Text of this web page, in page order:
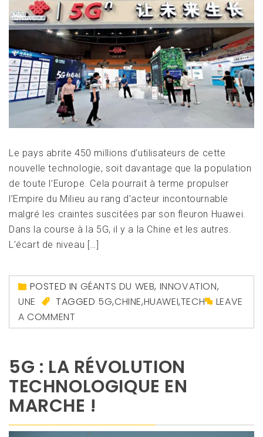
Le pays abrite 450 millions d’utilisateurs de cette
nouvelle technologie, soit davantage que la population
de toute l’Europe. Cela pourrait à terme propulser
l’Empire du Milieu au rang d’acteur incontournable
malgré les craintes suscitées par son fleuron Huawei.
Dans la course à la 5G, il y a la Chine et les autres.
L’écart de niveau […]
POSTED IN GÉANTS DU WEB, INNOVATION,
UNE
TAGGED 5G,CHINE,HUAWEI,TECH
LEAVE
A COMMENT
5G : LA RÉVOLUTION
TECHNOLOGIQUE EN
MARCHE !